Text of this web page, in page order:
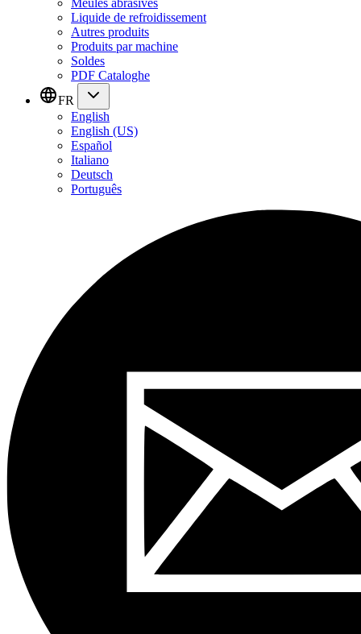
Meules abrasives
Liquide de refroidissement
Autres produits
Produits par machine
Soldes
PDF Cataloghe
FR
English
English (US)
Español
Italiano
Deutsch
Português